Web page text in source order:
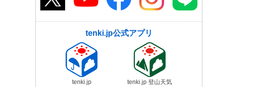
tenki.jp公式アプリ
tenki.jp tenki.jp 登山天気